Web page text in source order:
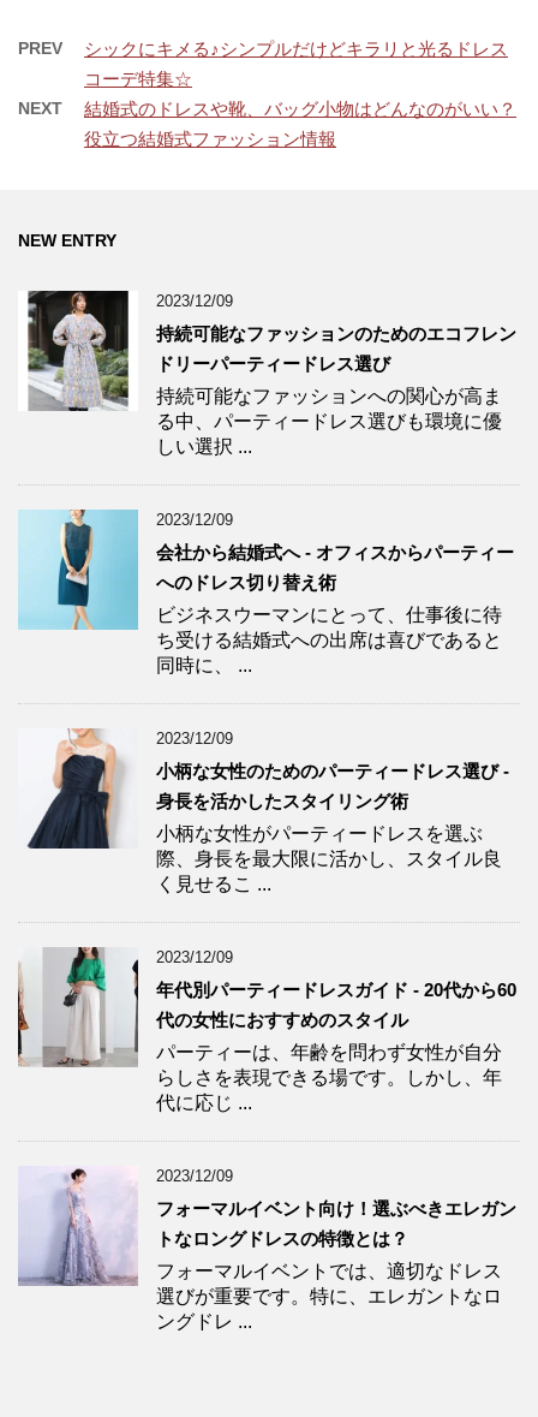
PREV
シックにキメる♪シンプルだけどキラリと光るドレス
コーデ特集☆
NEXT
結婚式のドレスや靴、バッグ小物はどんなのがいい？
役立つ結婚式ファッション情報
NEW ENTRY
2023/12/09
持続可能なファッションのためのエコフレン
ドリーパーティードレス選び
持続可能なファッションへの関心が高ま
る中、パーティードレス選びも環境に優
しい選択 ...
2023/12/09
会社から結婚式へ - オフィスからパーティー
へのドレス切り替え術
ビジネスウーマンにとって、仕事後に待
ち受ける結婚式への出席は喜びであると
同時に、 ...
2023/12/09
小柄な女性のためのパーティードレス選び -
身長を活かしたスタイリング術
小柄な女性がパーティードレスを選ぶ
際、身長を最大限に活かし、スタイル良
く見せるこ ...
2023/12/09
年代別パーティードレスガイド - 20代から60
代の女性におすすめのスタイル
パーティーは、年齢を問わず女性が自分
らしさを表現できる場です。しかし、年
代に応じ ...
2023/12/09
フォーマルイベント向け！選ぶべきエレガン
トなロングドレスの特徴とは？
フォーマルイベントでは、適切なドレス
選びが重要です。特に、エレガントなロ
ングドレ ...